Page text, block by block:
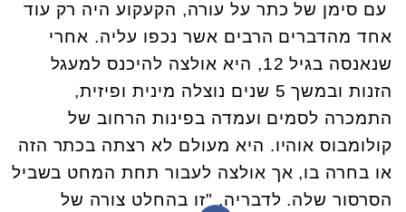
עם סימן של כתר על עורה, הקעקוע היה רק עוד
אחד מהדברים הרבים אשר נכפו עליה. אחרי
שנאנסה בגיל 12, היא אולצה להיכנס למעגל
הזנות ובמשך 5 שנים נוצלה מינית ופיזית,
התמכרה לסמים ועמדה בפינות הרחוב של
קולומבוס אוהיו. היא מעולם לא רצתה בכתר הזה
או בחרה בו, אך אולצה לעבור תחת המחט בשביל
הסרסור שלה. לדבריה, "זו בהחלט צורה של